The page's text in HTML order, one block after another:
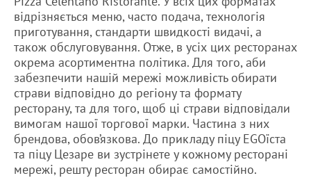
відрізняється меню, часто подача, технологія
приготування, стандарти швидкості видачі, а
також обслуговування. Отже, в усіх цих ресторанах
окрема асортиментна політика. Для того, аби
забезпечити нашій мережі можливість обирати
страви відповідно до регіону та формату
ресторану, та для того, щоб ці страви відповідали
вимогам нашої торгової марки. Частина з них
брендова, обов’язкова. До прикладу піцу EGOїста
та піцу Цезаре ви зустрінете у кожному ресторані
мережі, решту ресторан обирає самостійно.